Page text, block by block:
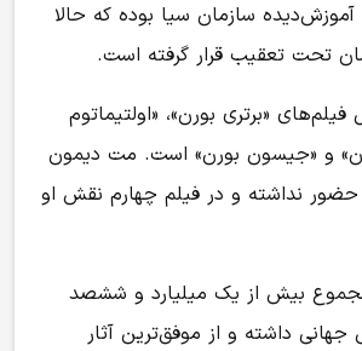
سازمان سیا بوده که حالا
تحت تعقیب قرار گرفته است.
فیلم‌های «برتری بورن»، «اولتیماتوم
و «جیسون بورن» است. مت دیمون
نداشته و در فیلم چهارم نقش او
بیش از یک میلیارد و ششصد
جهانی داشته و از موفق‌ترین آثار